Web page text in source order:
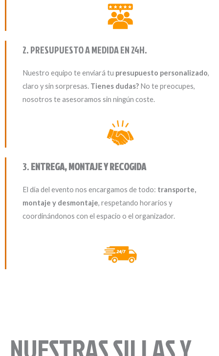
2. PRESUPUESTO A MEDIDA EN 24H.
Nuestro equipo te enviará tu presupuesto personalizado,
claro y sin sorpresas. Tienes dudas?No te preocupes,
nosotros te asesoramos sin ningún coste.
3.ENTREGA, MONTAJE Y RECOGIDA
El día del evento nos encargamos de todo: transporte,
montaje y desmontaje, respetando horarios y
coordinándonos con el espacio o el organizador.